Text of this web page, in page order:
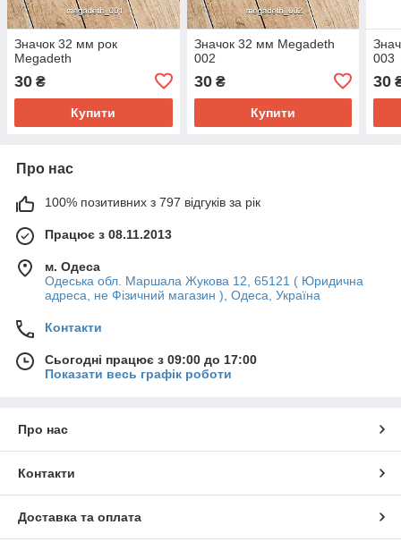
Значок 32 мм рок
Megadeth
30 ₴
Купити
Значок 32 мм Megadeth
002
30₴
Купити
003
30
Про нас
100% позитивних з 797 відгуків за рік
Працює з 08.11.2013
м. Одеса
Одеська обл. Маршала Жукова 12, 65121 ( Юридична
адреса, не Фізичний магазин ), Одеса, Україна
Контакти
Сьогодні працює з 09:00 до 17:00
Показати весь графік роботи
Про нас
Контакти
Доставка та оплата